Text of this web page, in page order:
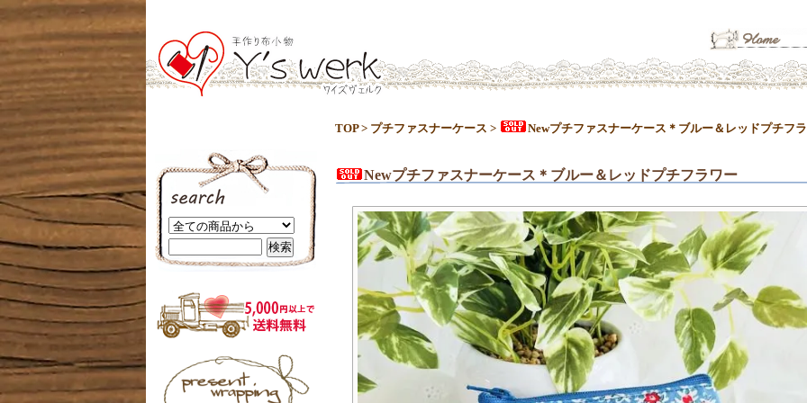
TOP> プチファスナーケース > Newプチファスナーケース＊ブルー＆レッドプチフ
Newプチファスナーケース＊ブルー＆レッドプチフラワー